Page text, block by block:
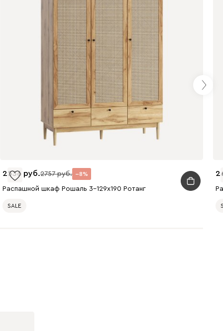
2536 2757 8
Распашной шкаф Рошаль 3-129x190 Ротанг
SALE